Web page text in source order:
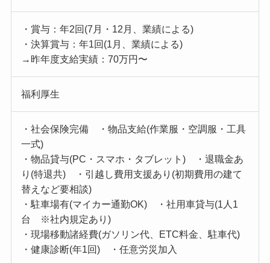
・賞与：年2回(7月・12月、業績による)
・決算賞与：年1回(1月、業績による)
→昨年度支給実績：70万円〜
福利厚生
・社会保険完備 ・物品支給(作業服・空調服・工具
一式)
・物品貸与(PC・スマホ・タブレット) ・退職金あ
り(特退共) ・引越し費用支援あり(初期費用の建て
替えなど要相談)
・駐車場有(マイカー通勤OK) ・社用車貸与(1人1
台 ※社内規定あり)
・現場移動諸経費(ガソリン代、ETC料金、駐車代)
・健康診断(年1回) ・任意労災加入